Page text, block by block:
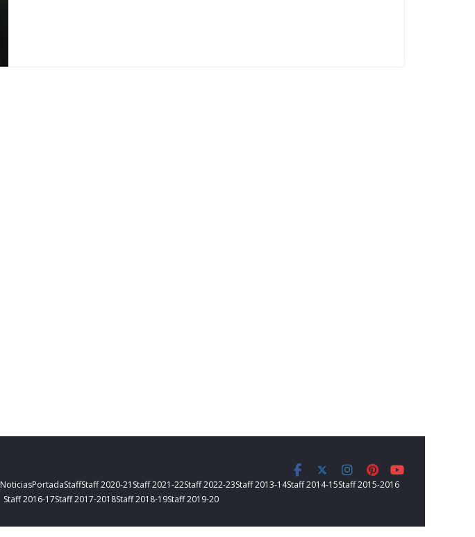
NoticiasPortadaStaffStaff 2020-21 Staff 2021-22Staff 2022-23Staff 2013-14Staff 2014-15Staff 2015-2016
Staff 2016-17Staff 2017-2018Staff 2018-19Staff 2019-20